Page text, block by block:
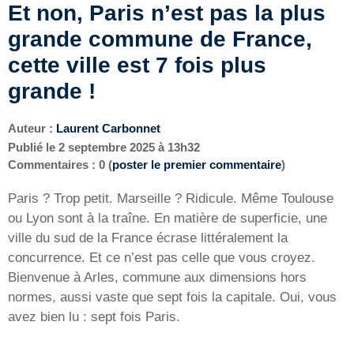
Et non, Paris n’est pas la plus
grande commune de France,
cette ville est 7 fois plus
grande !
Auteur : Laurent Carbonnet
Publié le 2 septembre 2025 à 13h32
Commentaires : 0 (poster le premier commentaire)
Paris ? Trop petit. Marseille ? Ridicule. Même Toulouse
ou Lyon sont à la traîne. En matière de superficie, une
ville du sud de la France écrase littéralement la
concurrence. Et ce n’est pas celle que vous croyez.
Bienvenue à Arles, commune aux dimensions hors
normes, aussi vaste que sept fois la capitale. Oui, vous
avez bien lu : sept fois Paris.